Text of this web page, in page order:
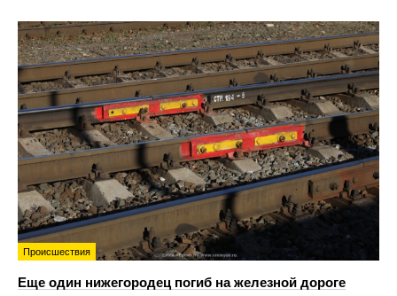
Происшествия
Еще один нижегородец погиб на железной дороге